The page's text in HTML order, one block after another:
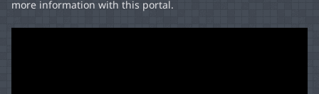
more information with this portal.